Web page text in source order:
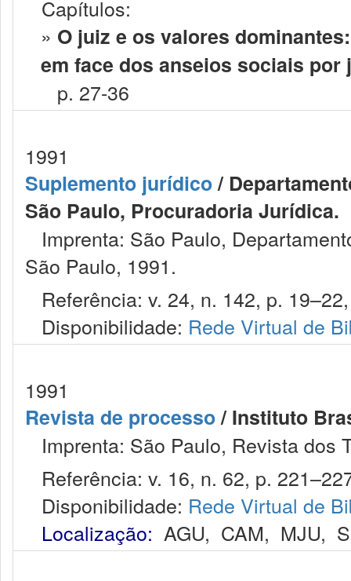
Capítulos:
» O juiz e os valores
em face dos anseios sociais por
p. 27-36
1991
Suplemento jurídico/
São Paulo, Procuradoria Jurídica.
Imprenta: São Paulo,
São Paulo, 1991.
Referência: v. 24, n. 142, p.
Disponibilidade: Rede Virtual de
1991
Revista de processo/ Instituto
Imprenta: São Paulo, Revista dos
Referência: v. 16, n. 62, p.
Disponibilidade: Rede Virtual de
Localização: AGU, CAM, MJU,